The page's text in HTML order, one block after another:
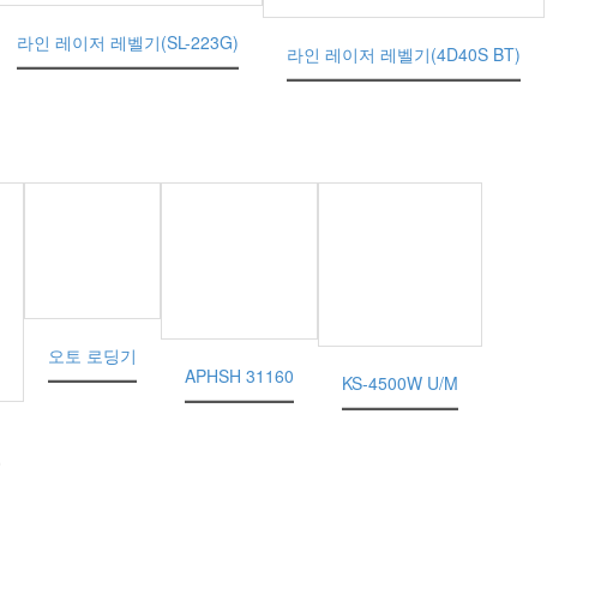
라인 레이저 레벨기(SL-223G)
라인 레이저 레벨기(4D40S BT)
오토 로딩기
APHSH 31160
KS-4500W U/M